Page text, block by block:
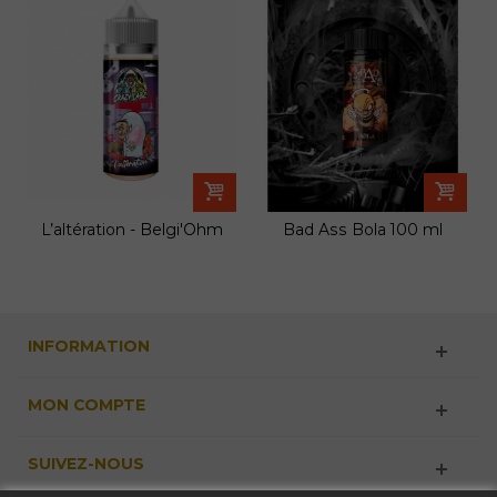
L’altération - Belgi'Ohm Bad Ass Bola 100 ml
INFORMATION
MON COMPTE
SUIVEZ-NOUS